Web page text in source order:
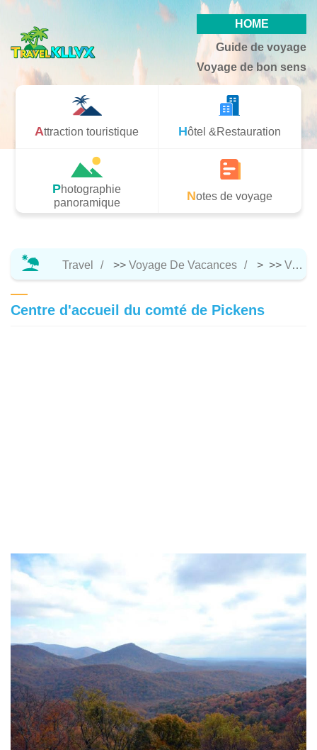
HOME
Guide de voyage
Voyage de bon sens
Attraction touristique Hôtel &Restauration
Photographie
panoramique
Notes de voyage
Travel >> Voyage De Vacances > >> Voyage De Bon Sens
Centre d'accueil du comté de Pickens